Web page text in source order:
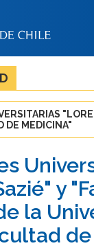
BIBLIOTECAS
LA UNIVERSIDAD
Estudiantes
Funcionarias/os
Egresadas/os
DE MEDICINA"
y
la